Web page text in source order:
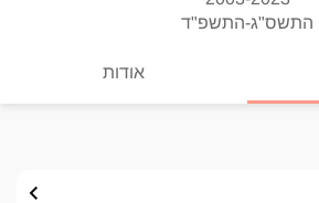
התשס"ג-התשפ"ד
אודות